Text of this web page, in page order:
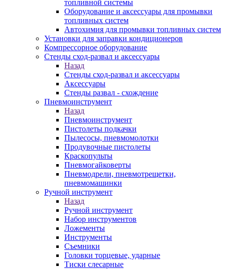
топливной системы
Оборудование и аксессуары для промывки
топливных систем
Автохимия для промывки топливных систем
Установки для заправки кондиционеров
Компрессорное оборудование
Стенды сход-развал и аксессуары
Назад
Стенды сход-развал и аксессуары
Аксессуары
Стенды развал - схождение
Пневмоинструмент
Назад
Пневмоинструмент
Пистолеты подкачки
Пылесосы, пневмомолотки
Продувочные пистолеты
Краскопульты
Пневмогайковерты
Пневмодрели, пневмотрещетки,
пневмомашинки
Ручной инструмент
Назад
Ручной инструмент
Набор инструментов
Ложементы
Инструменты
Съемники
Головки торцевые, ударные
Тиски слесарные